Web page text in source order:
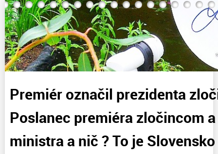
Najkomentovanejšie články
Zoznam blogov
Komerčné blogy
> Premiér označil prezidenta zločincom a nič. Poslanec premiéra zločincom a
nič. Sudca ministra
Premiér označil prezidenta
Poslanec premiéra zločincom
ministra a nič ? To je